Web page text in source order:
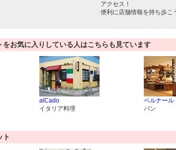
アクセス！
便利に店舗情報を持ち歩こ
をお気に入りしている人はこちらも見ています
alCado
イタリア料理
ベルナール
パン
ト